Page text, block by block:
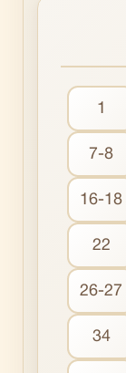
1
7-8
16-18
22
26-27
34